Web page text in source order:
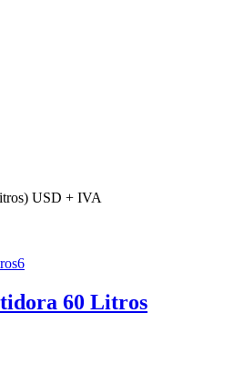
USD + IVA
60 Litros